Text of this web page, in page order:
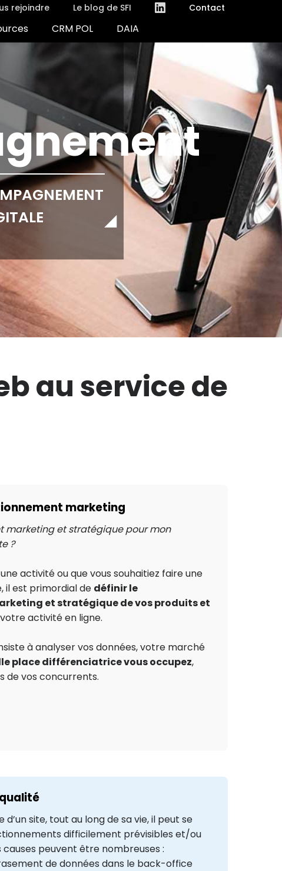
rejoindre Le blog de SFI Contact
CRM POL
(nouvelle fenêtre)
DAIA
(nouvelle fenêtre)
au service de
marketing
marketing et stratégique pour mon
?
activité ou que vous souhaitiez faire une
il est primordial de définir le
et stratégique de vos produits et
activité en ligne.
à analyser vos données, votre marché
place différenciatrice vous occupez,
de vos concurrents.
d’un site, tout au long de sa vie, il peut se
difficilement prévisibles et/ou
peuvent être nombreuses :
de données dans le back-office